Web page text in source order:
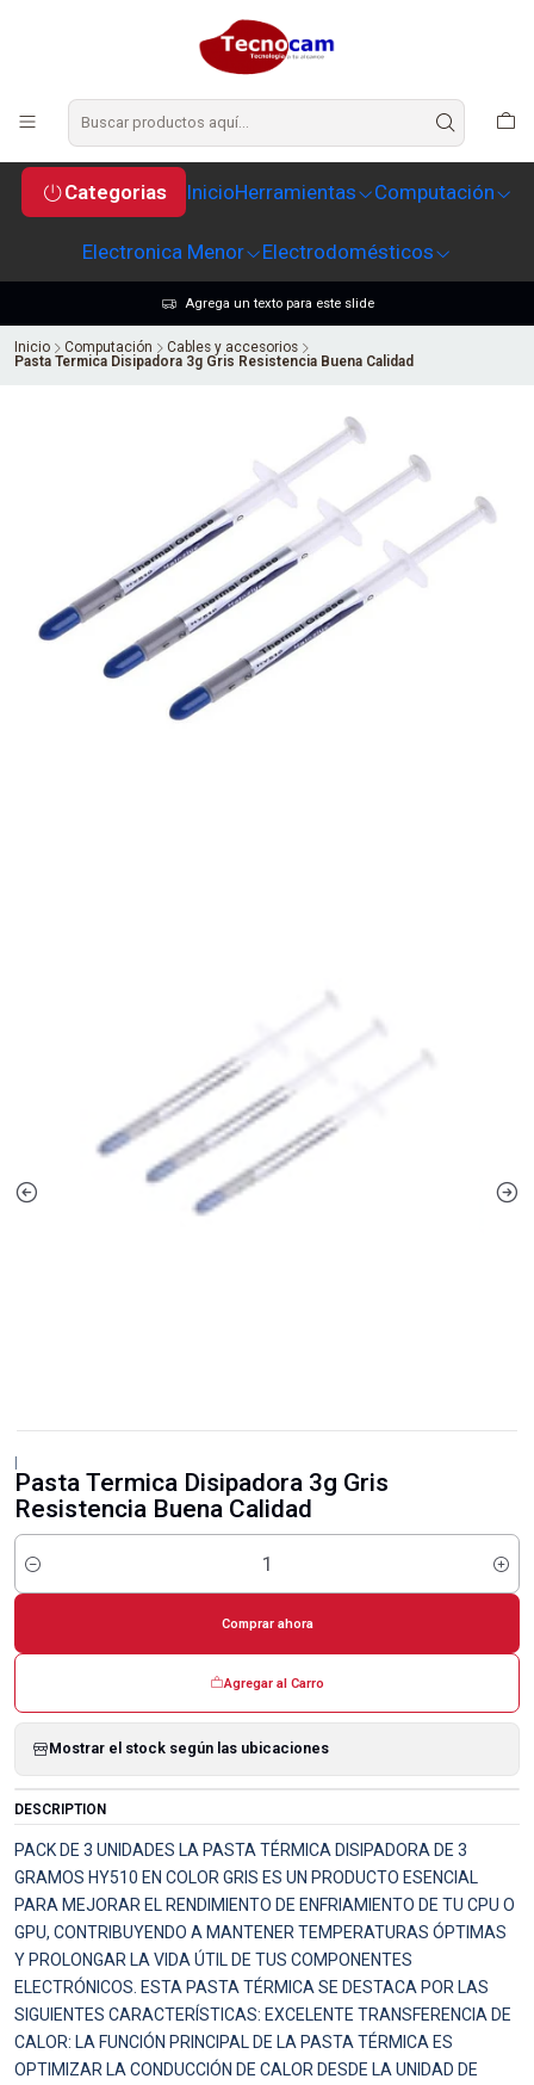
Categorias InicioHerramientas Computación
Electronica Menor Electrodomésticos
Agrega un texto para este slide
Inicio Computación
Cables y accesorios
Pasta Termica Disipadora 3g Gris Resistencia Buena Calidad
|
Pasta Termica Disipadora 3g Gris
Resistencia Buena Calidad
Cantidad
Agregar al Carro
Comprar ahora
Mostrar el stock según las ubicaciones
DESCRIPTION
PACK DE 3 UNIDADES LA PASTA TÉRMICA DISIPADORA DE 3
GRAMOS HY510 EN COLOR GRIS ES UN PRODUCTO ESENCIAL
PARA MEJORAR EL RENDIMIENTO DE ENFRIAMIENTO DE TU CPU O
GPU, CONTRIBUYENDO A MANTENER TEMPERATURAS ÓPTIMAS
Y PROLONGAR LA VIDA ÚTIL DE TUS COMPONENTES
ELECTRÓNICOS. ESTA PASTA TÉRMICA SE DESTACA POR LAS
SIGUIENTES CARACTERÍSTICAS: EXCELENTE TRANSFERENCIA DE
CALOR: LA FUNCIÓN PRINCIPAL DE LA PASTA TÉRMICA ES
OPTIMIZAR LA CONDUCCIÓN DE CALOR DESDE LA UNIDAD DE